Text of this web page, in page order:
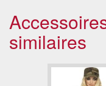
similaires